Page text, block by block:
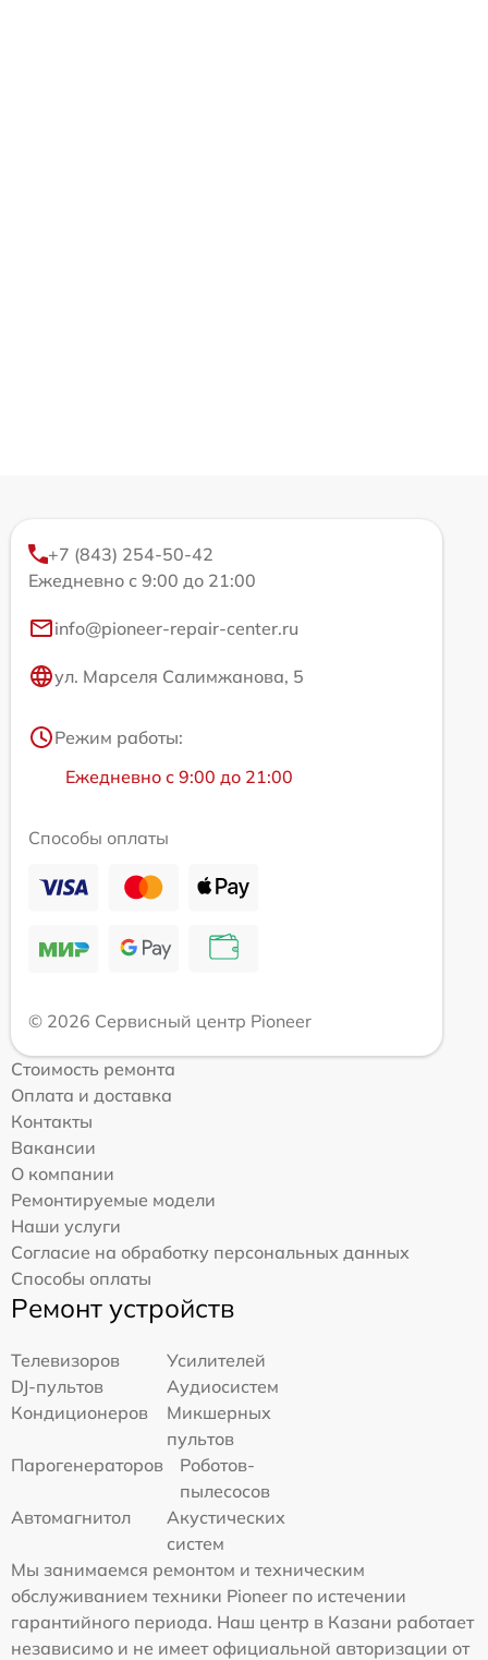
+7 (843) 254-50-42
Ежедневно с 9:00 до 21:00
info@pioneer-repair-center.ru
ул. Марселя Салимжанова, 5
Режим работы:
Ежедневно с 9:00 до 21:00
Способы оплаты
© 2026 Сервисный центр Pioneer
Стоимость ремонта
Оплата и доставка
Контакты
Вакансии
О компании
Ремонтируемые модели
Наши услуги
Согласие на обработку персональных данных
Способы оплаты
Ремонт устройств
Телевизоров
Усилителей
DJ-пультов
Аудиосистем
Кондиционеров
Микшерных
пультов
Парогенераторов
Роботов-
пылесосов
Автомагнитол
Акустических
систем
Мы занимаемся ремонтом и техническим
обслуживанием техники Pioneer по истечении
гарантийного периода. Наш центр в Казани работает
независимо и не имеет официальной авторизации от